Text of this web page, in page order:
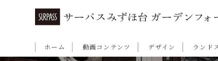
ホーム 動画コンテンツ デザイン ランド